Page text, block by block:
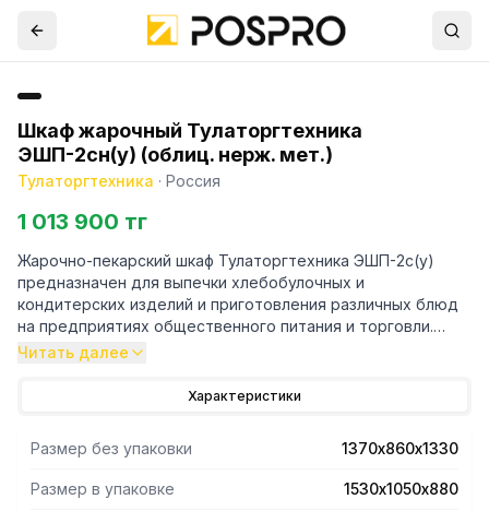
Шкаф жарочный Тулаторгтехника
ЭШП-2сн(у) (облиц. нерж. мет.)
Тулаторгтехника · Россия
1 013 900 тг
Жарочно-пекарский шкаф Тулаторгтехника ЭШП-2с(у)
предназначен для выпечки хлебобулочных и
кондитерских изделий и приготовления различных блюд
на предприятиях общественного питания и торговли.
Каждая секция оснащена 2 нижними и 2 верхними
выполнены из нержавеющей стали, рама - из стальной
профильной трубы, окрашенной порошковой краской.
Ступенчатое регулирование температуры в камере.
Читать далее
Характеристики
Размер без упаковки 1370х860х1330
Размер в упаковке 1530х1050х880